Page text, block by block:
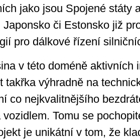
jako jsou Spojené státy
Japonsko či Estonsko již
pro dálkové řízení
v této doméně aktivních
takřka výhradně na
co nejkvalitnějšího
Tomu se
je unikátní v tom, že